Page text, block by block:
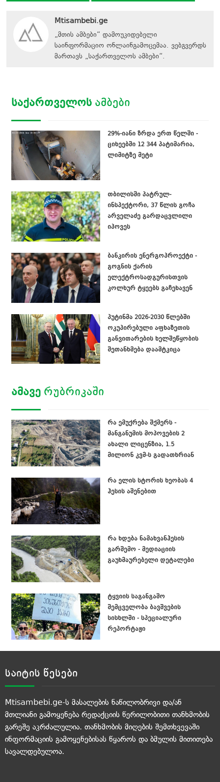
Mtisambebi.ge
„მთის ამბები“ დამოუკიდებელი
საინფორმაციო ონლაინგამოცემაა. ვებგვერდს
მართავს „საქართველოს ამბები“.
ᲡᲐᲥᲐᲠᲗᲕᲔᲚᲝᲡ ᲐᲛᲑᲔᲑᲘ
29%-იანი ზრდა ერთ წელში -
ციხეებში 12 344 პატიმარია,
ლიმიტზე მეტი
თბილისში პატრულ-
ინსპექტორი, 37 წლის გოჩა
არველაძე გარდაცვლილი
იპოვეს
ბანკირის ენერგოპროექტი -
გოგნის ქარის
ელექტროსადგურისთვის
კოლხურ ტყეებს გაჩეხავენ
პუტინმა 2026-2030 წლებში
ოკუპირებული აფხაზეთის
განვითარების ხელშეწყობის
შეთანხმება დაამტკიცა
ᲐᲛᲐᲕᲔ ᲠᲣᲑᲠᲘᲙᲐᲨᲘ
რა ემუქრება შქმერს -
მანგანუმის მოპოვების 2
ახალი ლიცენზია, 1.5
მილიონ კვმ-ს გადათხრიან
რა ელის სტორის ხეობას 4
ჰესის აშენებით
რა ხდება ნამახვანჰესის
გარშემო - მედიაციის
გაუხმაურებელი დეტალები
ტყვიის საგანგაშო
შემცველობა ბავშვების
სისხლში - სპეციალური
რეპორტაჟი
საიტის წესები
Mtisambebi.ge-ს მასალების ნაწილობრივი და/ან
მთლიანი გამოყენება რედაქციის წერილობითი თანხმობის
გარეშე აკრძალულია. თანხმობის მიღების შემთხვევაში
ინფორმაციის გამოყენებისას წყაროს და ბმულის მითითება
სავალდებულოა.